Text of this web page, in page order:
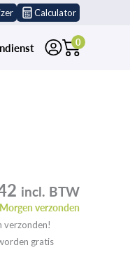
Calculator
0
Prijsklasse:
19,75
tot
61,42
incl. BTW
Morgen verzonden
verzonden!
gratis